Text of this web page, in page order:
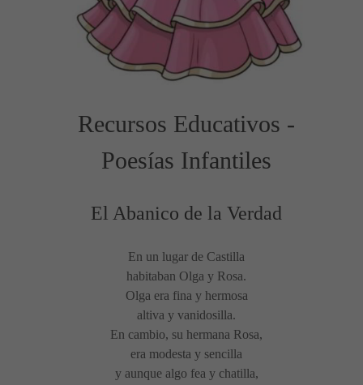
Recursos Educativos -
Poesías Infantiles
El Abanico de la Verdad
En un lugar de Castilla
habitaban Olga y Rosa.
Olga era fina y hermosa
altiva y vanidosilla.
En cambio, su hermana Rosa,
era modesta y sencilla
y aunque algo fea y chatilla,